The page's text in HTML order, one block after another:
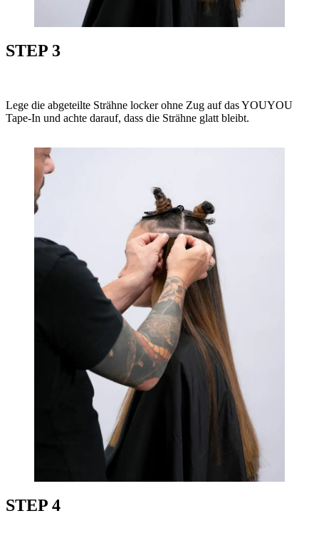
STEP 3
Lege die abgeteilte Strähne locker ohne Zug auf das YOUYOU
Tape-In und achte darauf, dass die Strähne glatt bleibt.
STEP 4